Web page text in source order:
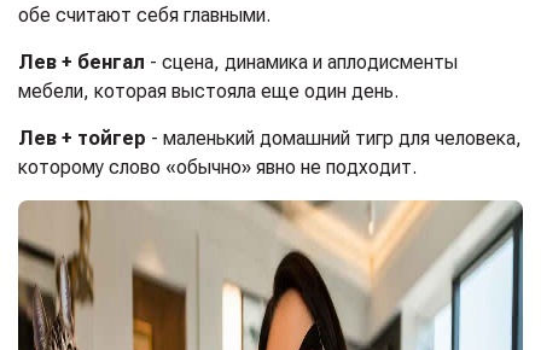
обе считают себя главными.
Лев + бенгал - сцена, динамика и аплодисменты
мебели, которая выстояла еще один день.
Лев + тойгер - маленький домашний тигр для человека,
которому слово «обычно» явно не подходит.